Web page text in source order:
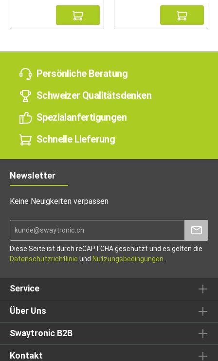
Persönliche Beratung
Schweizer Qualitätsdenken
Spezialanfertigungen
Schnelle Lieferung
Newsletter
Keine Neuigkeiten verpassen
Diese Seite ist durch reCAPTCHA geschützt und es gelten die
Datenschutzrichtlinie und Nutzungsbedingungen
Service
Über Uns
Swaytronic B2B
Kontakt